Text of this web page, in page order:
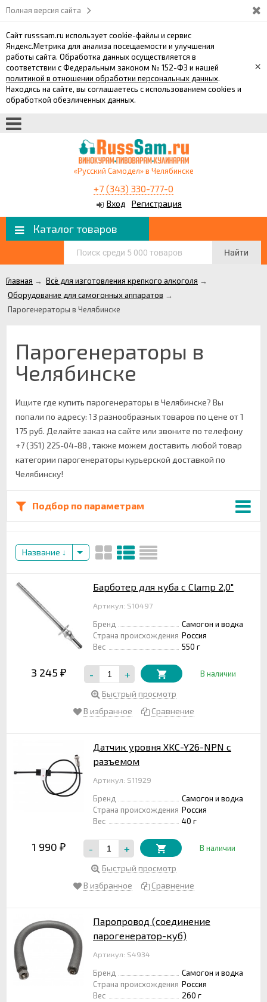
Полная версия сайта
Сайт russsam.ru использует cookie-файлы и сервис
Яндекс.Метрика для анализа посещаемости и улучшения
работы сайта. Обработка данных осуществляется в
соответствии с Федеральным законом № 152-ФЗ и нашей
политикой в отношении обработки персональных данных.
Находясь на сайте, вы соглашаетесь с использованием cookies и
обработкой обезличенных данных.
×
«Русский Самодел» в Челябинске
+7 (343) 330-777-0
Вход Регистрация
Каталог товаров
Найти
Главная → Всё для изготовления крепкого алкоголя →
Оборудование для самогонных аппаратов →
Парогенераторы в Челябинске
Парогенераторы в
Челябинске
Ищите где купить парогенераторы в Челябинске? Вы
попали по адресу: 13 разнообразных товаров по цене от 1
175 руб. Делайте заказ на сайте или звоните по телефону
+7 (351) 225-04-88 , также можем доставить любой товар
категории парогенераторы курьерской доставкой по
Челябинску!
Подбор по параметрам
Название
Барботер для куба с Clamp 2,0"
Артикул: S10497
Бренд
Самогон и водка
Страна происхождения Россия
Вес
550 г
3 245 ₽ - + В наличии
Быстрый просмотр
В избранное
Сравнение
Датчик уровня XKC-Y26-NPN с
разъемом
Артикул: S11929
Бренд
Самогон и водка
Страна происхождения Россия
Вес
40 г
1 990 ₽ - + В наличии
Быстрый просмотр
В избранное
Сравнение
Паропровод (соединение
парогенератор-куб)
Артикул: S4934
Бренд
Самогон и водка
Страна происхождения Россия
Вес
260 г